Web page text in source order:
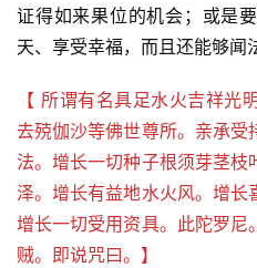
证得如来果位的机会；或是
天、享受幸福，而且还能够闻
【 所谓有名具足水火吉祥光
去殑伽沙等佛世尊所。亲承受
法。增长一切种子根须芽茎
泽。增长有益地水火风。增长
增长一切受用资具。此陀罗尼
贼。即说咒曰。】